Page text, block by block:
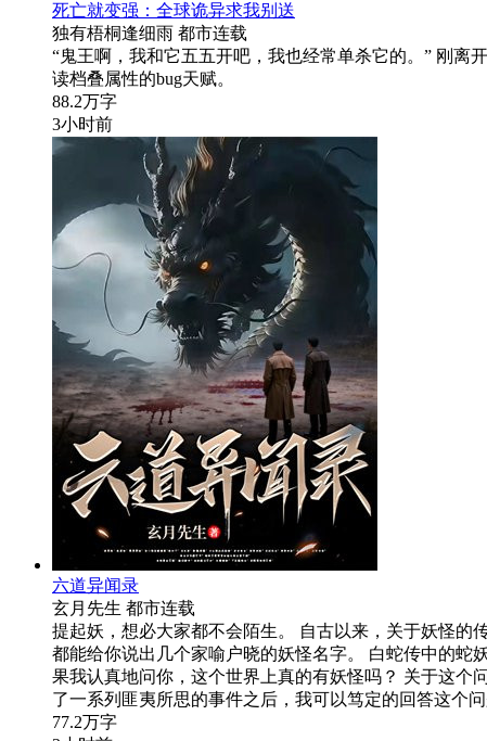
死亡就变强：全球诡异求我别送
独有梧桐逢细雨 都市连载
“鬼王啊，我和它五五开吧，我也经常单杀它的。” 刚离
读档叠属性的bug天赋。
88.2万字
3小时前
六道异闻录
玄月先生 都市连载
提起妖，想必大家都不会陌生。 自古以来，关于妖怪的
都能给你说出几个家喻户晓的妖怪名字。 白蛇传中的蛇
果我认真地问你，这个世界上真的有妖怪吗？ 关于这个
了一系列匪夷所思的事件之后，我可以笃定的回答这
77.2万字